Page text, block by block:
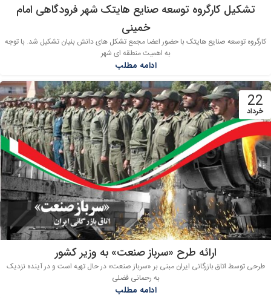
تشکیل کارگروه توسعه صنایع هایتک شهر فرودگاهی امام
خمینی
کارگروه توسعه صنایع هایتک با حضور اعضا مجمع تشکل های دانش بنیان تشکیل شد. با توجه
به اهمیت منطقه ای شهر
ادامه مطلب
22
خرداد
ارائه طرح «سرباز صنعت» به وزیر کشور
طرحی توسط اتاق بازرگانی ایران مبنی بر «سرباز صنعت» در حال تهیه است و در آینده نزدیک
به رحمانی فضلی
ادامه مطلب